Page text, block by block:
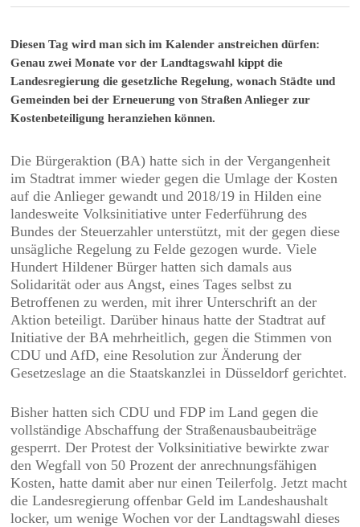
Diesen Tag wird man sich im Kalender anstreichen dürfen:
Genau zwei Monate vor der Landtagswahl kippt die
Landesregierung die gesetzliche Regelung, wonach Städte und
Gemeinden bei der Erneuerung von Straßen Anlieger zur
Kostenbeteiligung heranziehen können.
Die Bürgeraktion (BA) hatte sich in der Vergangenheit
im Stadtrat immer wieder gegen die Umlage der Kosten
auf die Anlieger gewandt und 2018/19 in Hilden eine
landesweite Volksinitiative unter Federführung des
Bundes der Steuerzahler unterstützt, mit der gegen diese
unsägliche Regelung zu Felde gezogen wurde. Viele
Hundert Hildener Bürger hatten sich damals aus
Solidarität oder aus Angst, eines Tages selbst zu
Betroffenen zu werden, mit ihrer Unterschrift an der
Aktion beteiligt. Darüber hinaus hatte der Stadtrat auf
Initiative der BA mehrheitlich, gegen die Stimmen von
CDU und AfD, eine Resolution zur Änderung der
Gesetzeslage an die Staatskanzlei in Düsseldorf gerichtet.
Bisher hatten sich CDU und FDP im Land gegen die
vollständige Abschaffung der Straßenausbaubeiträge
gesperrt. Der Protest der Volksinitiative bewirkte zwar
den Wegfall von 50 Prozent der anrechnungsfähigen
Kosten, hatte damit aber nur einen Teilerfolg. Jetzt macht
die Landesregierung offenbar Geld im Landeshaushalt
locker, um wenige Wochen vor der Landtagswahl dieses